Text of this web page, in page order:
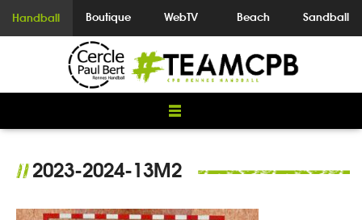
Handball Boutique WebTV Beach Sandball
//2023-2024-13M2